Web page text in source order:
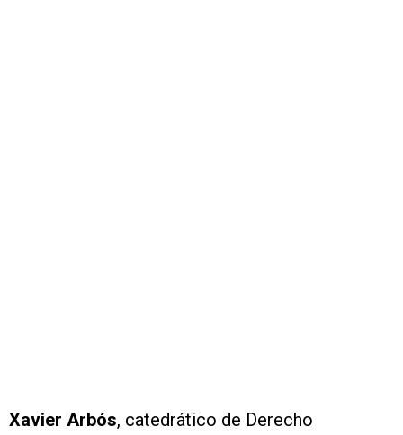
Xavier Arbós, catedrático de Derecho